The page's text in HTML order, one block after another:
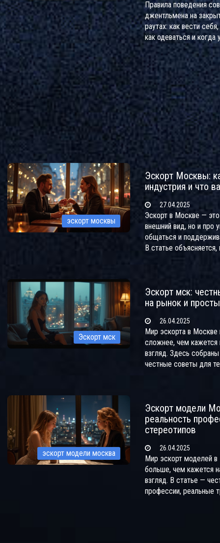
Правила поведения
джентльмена на
раутах: как вести
как одеваться и когда
не нарушить тонкую
элитного общества.
эскорт москвы
Эскорт Москвы:
индустрия и что
27.04.2025
Эскорт в Москве —
внешний вид, но и про
общаться и
В статье объясняется,
как отличить
новичков. Расскажем,
и дадим реальные
кто ищет
только практичные
воды и домыслов.
Эскорт мск
Эскорт мск:
на рынок и
26.04.2025
Мир эскорта в Москве
сложнее, чем кажется
взгляд. Здесь
честные советы для
безопасность, а также
истории, которые
обошли стороной и
самостоятельных
клиентов — простые
без сложных
эскорт модели москва
Эскорт модели
реальность
стереотипов
26.04.2025
Мир эскорт моделей
больше, чем кажется
взгляд. В статье —
профессии, реальные